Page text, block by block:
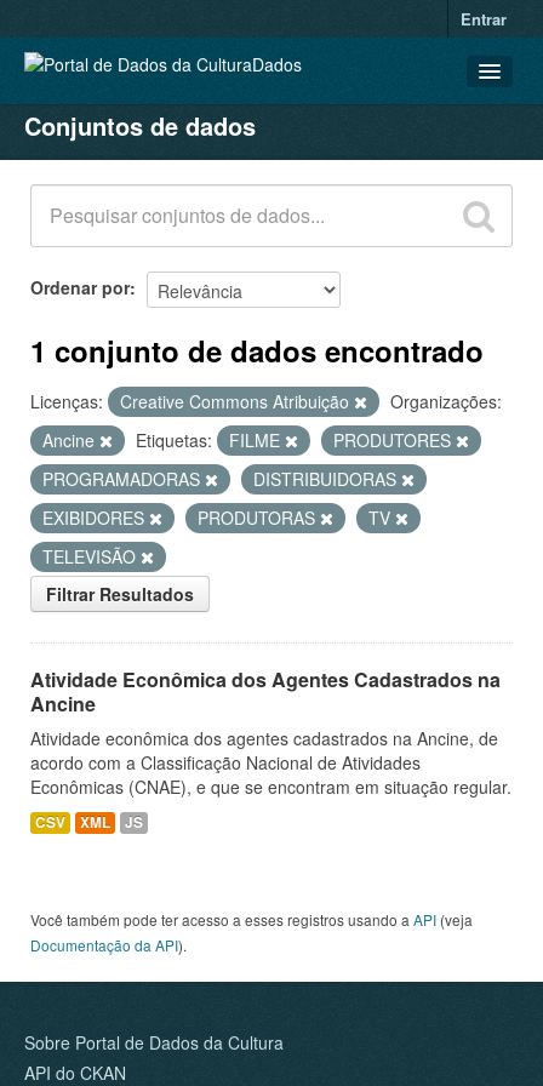
Entrar
CONJUNTOS DE DADOS
ORGANIZAÇÕES
GRUPOS
SOBRE
Conjuntos de dados
Ordenar por
1 conjunto de dados encontrado
Licenças: Creative Commons Atribuição
Organizações:
Ancine
Etiquetas: FILME
PRODUTORES
PROGRAMADORAS
DISTRIBUIDORAS
EXIBIDORES
PRODUTORAS
TV
TELEVISÃO
Filtrar Resultados
Atividade Econômica dos Agentes Cadastrados na
Ancine
Atividade econômica dos agentes cadastrados na Ancine, de
acordo com a Classificação Nacional de Atividades
Econômicas (CNAE), e que se encontram em situação regular.
CSV XML JS
Você também pode ter acesso a esses registros usando a API (veja
Documentação da API).
Sobre Portal de Dados da Cultura
API do CKAN